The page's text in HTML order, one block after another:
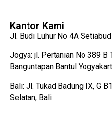
Kantor Kami
Jl. Budi Luhur No 4A
Jogya: jl. Pertanian No 389 B
Banguntapan Bantul
Bali: Jl. Tukad Badung IX, G
Selatan, Bali